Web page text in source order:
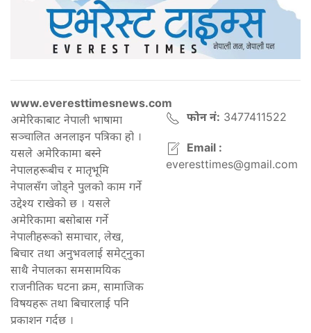
www.everesttimesnews.com
अमेरिकाबाट नेपाली भाषामा
सञ्चालित अनलाइन पत्रिका हो ।
यसले अमेरिकामा बस्ने
नेपालहरूबीच र मातृभूमि
नेपालसँग जोड्ने पुलको काम गर्ने
उद्देश्य राखेको छ । यसले
अमेरिकामा बसोबास गर्ने
नेपालीहरूको समाचार, लेख,
बिचार तथा अनुभवलाई समेट्नुका
साथै नेपालका समसामयिक
राजनीतिक घटना क्रम, सामाजिक
विषयहरू तथा बिचारलाई पनि
प्रकाशन गर्दछ ।
फोन नं: 3477411522
Email :
everesttimes@gmail.com